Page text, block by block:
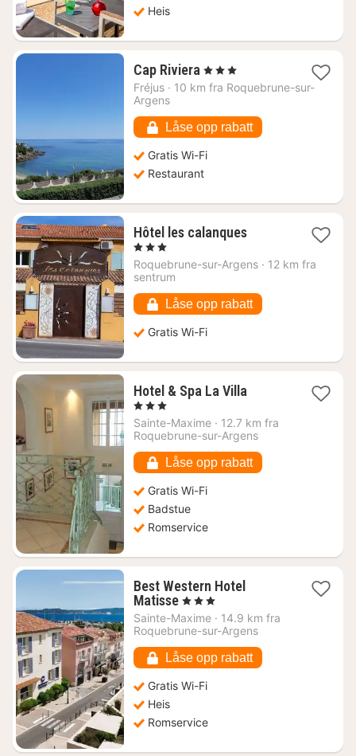
Heis
Cap Riviera 1
natt
kr.
, 3 Stjerner
Fréjus · 10 km fra Roquebrune-sur-
Argens
Låse opp rabatt
Gratis Wi-Fi
Restaurant
Hôtel les calanques1
fra
, 3 Stjerner
Roquebrune-sur-Argens · 12 km fra
sentrum
Låse opp rabatt
Gratis Wi-Fi
Hotel & Spa La Villa1
fra
1944
, 3 Stjerner
Sainte-Maxime · 12.7 km fra
Roquebrune-sur-Argens
Låse opp rabatt
Gratis Wi-Fi
Badstue
Romservice
Best Western Hotel
Matisse1
natt
fra
kr.
, 3 Stjerner
Sainte-Maxime · 14.9 km fra
Roquebrune-sur-Argens
Låse opp rabatt
Gratis Wi-Fi
Heis
Romservice